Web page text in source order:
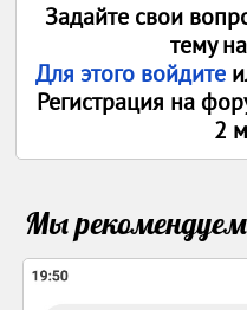
Задайте свои
тему
Для этого войдите
Регистрация на
2
Мы